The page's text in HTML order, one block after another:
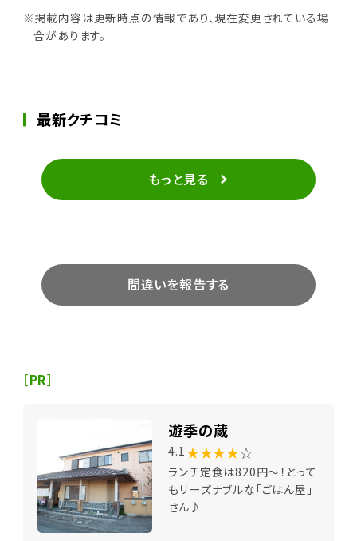
※掲載内容は更新時点の情報であり、現在変更されている場
合があります。
最新クチコミ
もっと見る
間違いを報告する
[PR]
遊季の蔵
4.1 ★★★★☆
ランチ定食は820円～！とって
もリーズナブルな「ごはん屋」
さん♪